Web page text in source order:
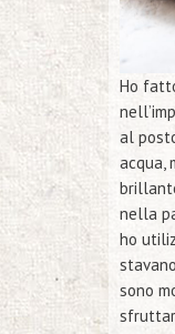
Ho
al
acqua,
nella
ho
sono